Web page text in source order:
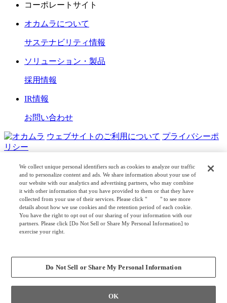
コーポレートサイト
オカムラについて
サステナビリティ情報
ソリューション・製品
採用情報
IR情報
お問い合わせ
ウェブサイトのご利用について プライバシーポ
リシー
COPYRIGHT © OKAMURA CORPORATION. ALL RIGHTS
RESERVED.
日本公式 企業広報
We collect unique personal identifiers such as cookies to analyze our traffic
and to personalize content and ads. We share information about your use of
our website with our analytics and advertising partners, who may combine
it with other information that you have provided to them or that they have
collected from your use of their services. Please click "
here" to see more
details about how we use cookies and the retention period of each cookie.
You have the right to opt out of our sharing of your information with our
partners. Please click [Do Not Sell or Share My Personal Information] to
exercise your right.
Do Not Sell or Share My Personal Information
OK